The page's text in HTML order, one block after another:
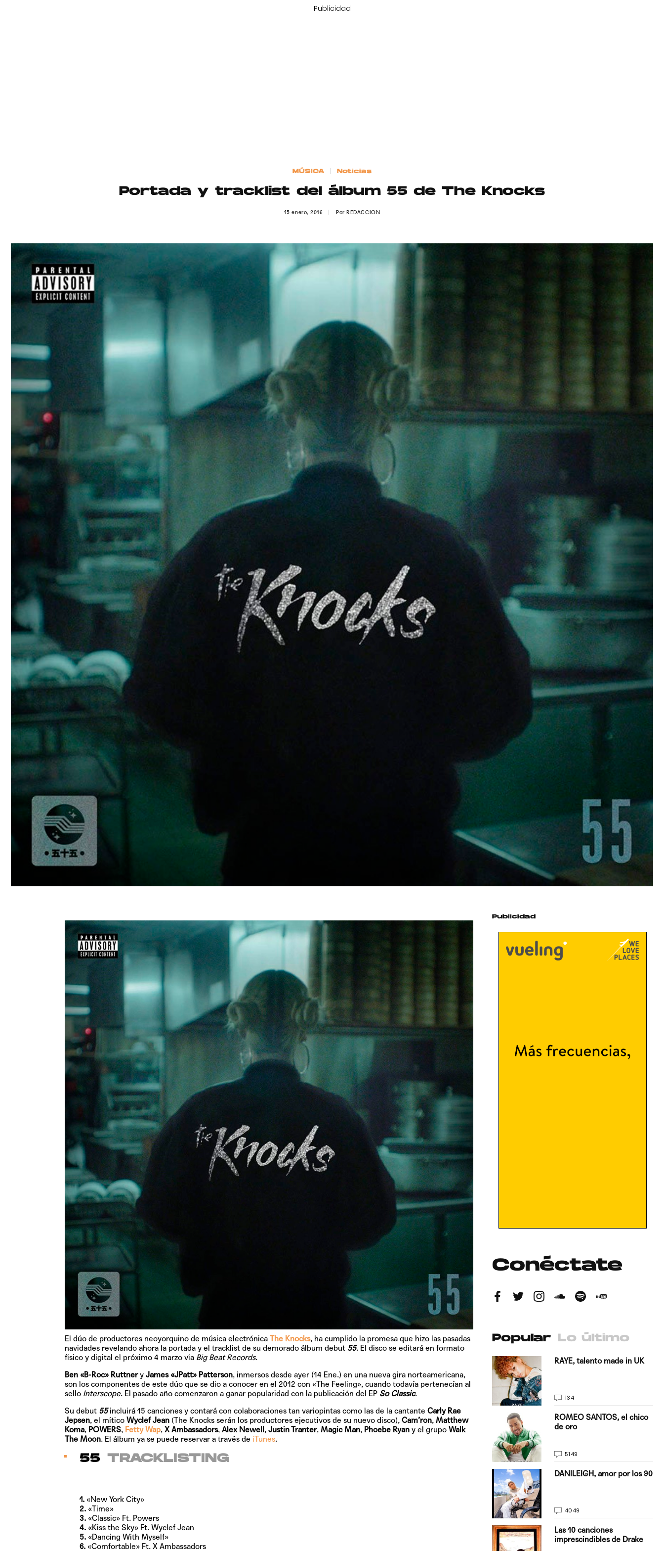
Publicidad
MÚSICA Noticias
Portada y tracklist del álbum 55 de The Knocks
15 enero, 2016 PorREDACCION
El dúo de productores neoyorquino de música electrónica The Knocks, ha cumplido la promesa que hizo las pasadas
navidades revelando ahora la portada y el tracklist de su demorado álbum debut 55. El disco se editará en formato
físico y digital el próximo4 marzovía Big Beat Records.
Ben «B-Roc» Ruttnery James «JPatt» Patterson, inmersos desde ayer (14 Ene.) en una nueva gira norteamericana,
son los componentes de este dúo que se dio a conocer en el 2012 con «The Feeling», cuando todavía pertenecían al
sello Interscope. El pasado año comenzaron a ganar popularidad con la publicación del EP So Classic.
Su debut 55incluirá 15 canciones y contará con colaboraciones tan variopintas como las de la cantante Carly Rae
Jepsen, el mítico Wyclef Jean(The Knocks serán los productores ejecutivos de su nuevo disco), Cam’ron, Matthew
Koma, POWERS, Fetty Wap, X Ambassadors, Alex Newell, Justin Tranter, Magic Man, Phoebe Ryany el grupo Walk
The Moon. El álbum ya se puede reservar a través de iTunes.
55 TRACKLISTING
1.«New York City»
2.«Time»
3. «Classic» Ft. Powers
4.«Kiss the Sky» Ft. Wyclef Jean
5. «Dancing With Myself»
6.«Comfortable» Ft. X Ambassadors
Publicidad
Conéctate
Popular Lo último
NICKI NICOLE, pisando
fuerte
RAYE, talento made in UK
134
ROMEO SANTOS, el chico
de oro
5149
DANILEIGH, amor por los 90
4049
Las 10 canciones
imprescindibles de Drake